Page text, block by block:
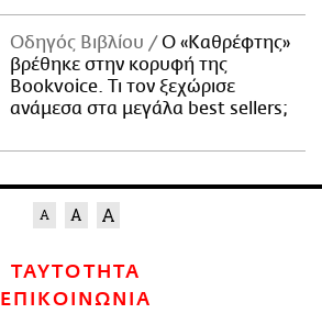
Οδηγός Βιβλίου
Ο «Καθρέφτης»
βρέθηκε στην κορυφή της
Bookvoice. Τι τον ξεχώρισε
ανάμεσα στα μεγάλα best sellers;
ΤΑΥΤΟΤΗΤΑ
ΕΠΙΚΟΙΝΩΝΙΑ